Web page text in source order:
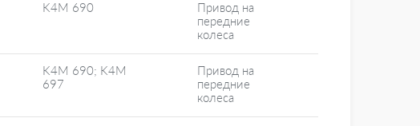
K4M 690
Привод на
передние
колеса
K4M 690; K4M
697
Привод на
передние
колеса